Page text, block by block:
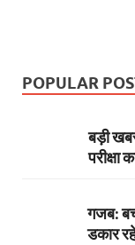
POPULAR
बड़ी
गजब:
डकार